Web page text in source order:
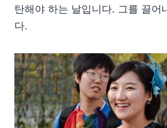
탄해야 하는 날입니다. 그를 끌어
다.